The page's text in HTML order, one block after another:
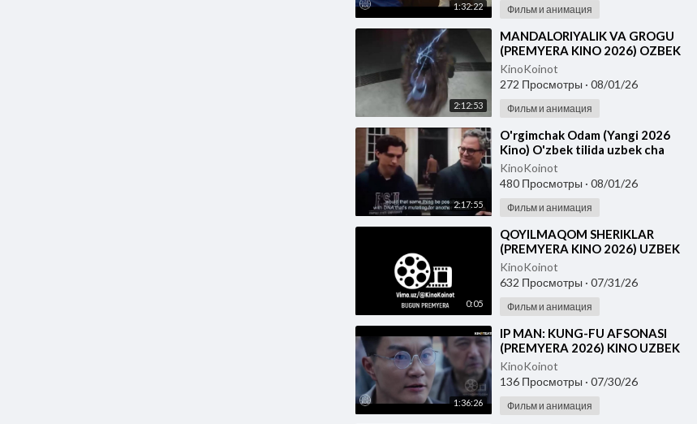
1:32:22 Фильм и анимация
2:12:53
⁣MANDALORIYALIK VA GROGU
(PREMYERA KINO 2026) OZBEK
TILIDA
KinoKoinot
272 Просмотры · 08/01/26
Фильм и анимация
2:17:55
⁣O'rgimchak Odam (Yangi 2026
Kino) O'zbek tilida uzbek cha
KinoKoinot
480 Просмотры · 08/01/26
Фильм и анимация
0:05
⁣QOYILMAQOM SHERIKLAR
(PREMYERA KINO 2026) UZBEK
TILIDA
KinoKoinot
632 Просмотры · 07/31/26
Фильм и анимация
1:36:26
⁣IP MAN: KUNG-FU AFSONASI
(PREMYERA 2026) KINO UZBEK
TILIDA - SKACHAT
KinoKoinot
136 Просмотры · 07/30/26
Фильм и анимация